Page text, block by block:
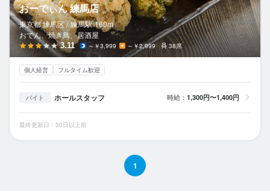
おーでぃん 練馬店
東京都 練馬区 / 練馬駅 160m
おでん、焼き鳥、居酒屋
3.11 ～￥3,999 ～￥2,999 38席
個人経営 フルタイム歓迎
バイト ホールスタッフ 時給： 1,300円〜1,400円
最終更新日：30日以上前
1